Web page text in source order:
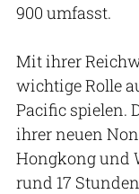
900 umfasst.
Mit ihrer
wichtige Rolle
Pacific spielen.
ihrer neuen
Hongkong und
rund 17